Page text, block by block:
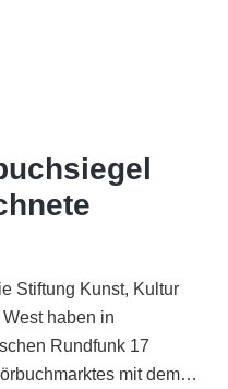
Stiftung Kunst, Kultur
haben in
Rundfunk 17
mit dem…